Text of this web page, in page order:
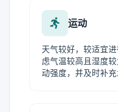
运动
天气较好，较适宜
虑气温较高且湿度
动强度，并及时补充